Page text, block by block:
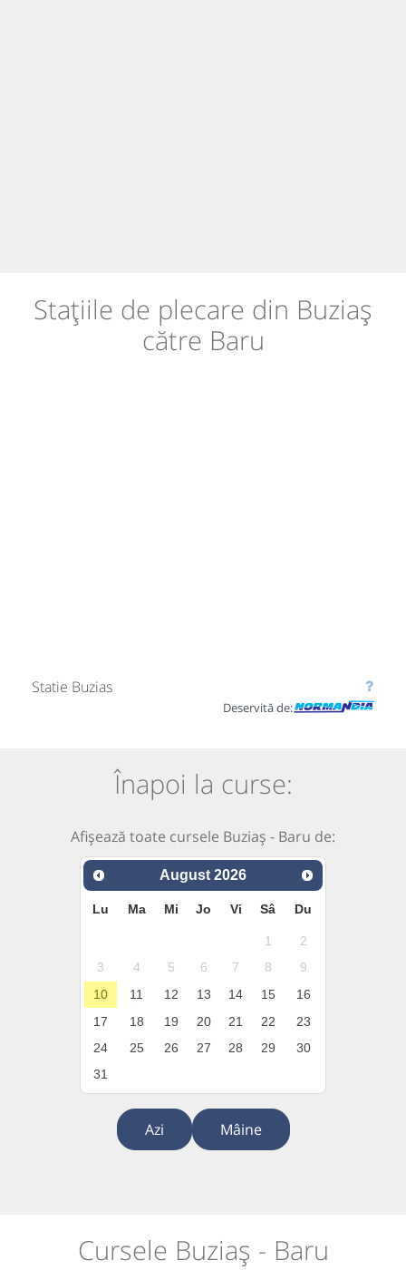
Stațiile de plecare din Buziaș
către Baru
Statie Buzias
Deservită de:
Înapoi la curse:
Afișează toate cursele Buziaș - Baru de:
August 2026
Lu Ma Mi Jo Vi Sâ Du
1
2
3
4 5 6 7 8
9
10
11 12 13 14 15
16
17
18 19 20 21 22
23
24
25 26 27 28 29
30
31
Azi Mâine
Cursele Buziaș - Baru